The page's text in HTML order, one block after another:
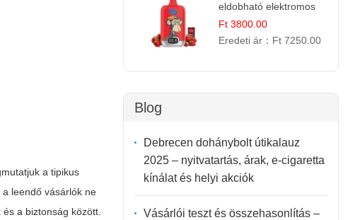
a tipikus
leendő vásárlók ne
a biztonság között.
eldobható elektromos
cigi | Energizáló
Gyümölcs Íz
Ft 3800.00
Eredeti ár： Ft 7250.00
Blog
Debrecen dohánybolt útikalauz
2025 – nyitvatartás, árak, e-cigaretta
kínálat és helyi akciók
Vásárlói teszt és összehasonlítás –